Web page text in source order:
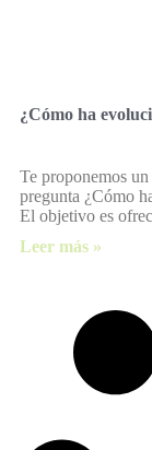
¿Cómo ha
Te proponemos
pregunta ¿Cómo
El objetivo es
Leer más »